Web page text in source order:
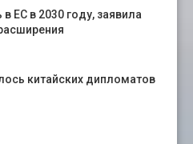
ЕС в 2030 году, заявила
китайских дипломатов